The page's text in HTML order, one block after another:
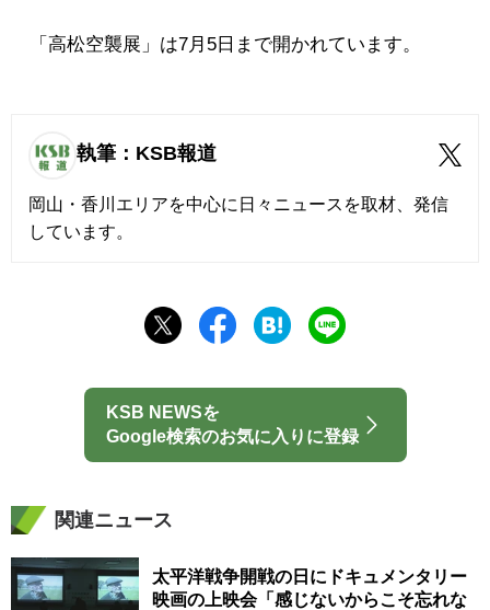
「高松空襲展」は7月5日まで開かれています。
執筆：KSB報道
岡山・香川エリアを中心に日々ニュースを取材、発信
しています。
KSB NEWSを
Google検索のお気に入りに登録
関連ニュース
太平洋戦争開戦の日にドキュメンタリー
映画の上映会「感じないからこそ忘れな